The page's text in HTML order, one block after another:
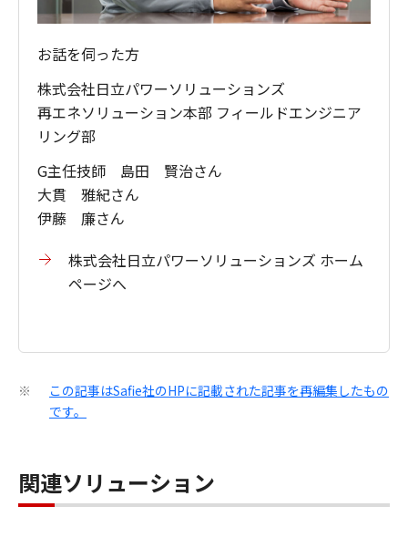
お話を伺った方
株式会社日立パワーソリューションズ
再エネソリューション本部 フィールドエンジニア
リング部
G主任技師 島田 賢治さん
大貫 雅紀さん
伊藤 廉さん
株式会社日立パワーソリューションズ ホーム
ページへ
※
この記事はSafie社のHPに記載された記事を再編集したもの
です。
関連ソリューション